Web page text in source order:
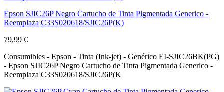
Epson SJIC26P Negro Cartucho de Tinta Pigmentada Generico -
Reemplaza C33S020618/SJIC26P(K)
79,99 €
Consumibles - Epson - Tinta (Ink-jet) - Genérico EI-SJIC26BK(PG)
- Epson SJIC26P Negro Cartucho de Tinta Pigmentada Generico -
Reemplaza C33S020618/SJIC26P(K